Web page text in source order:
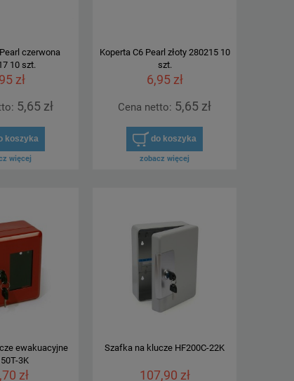
czerwona
10 szt.
zł
5,65 zł
koszyka
więcej
Koperta C6 Pearl złoty 280215 10
szt.
6,95 zł
Cena netto: 5,65 zł
do koszyka
zobacz więcej
ewakuacyjne
3K
zł
Szafka na klucze HF200C-22K
107,90 zł